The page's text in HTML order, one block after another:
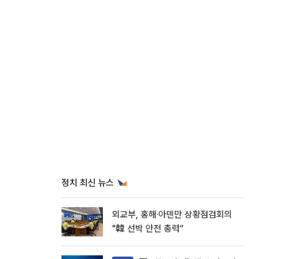
정치 최신 뉴스
외교부, 홍해·아덴만 상황점검회의
"韓 선박 안전 총력“